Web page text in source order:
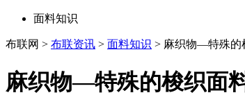
面料知识
布联网 > 布联资讯 > 面料知识 > 麻织物—特殊的
麻织物—特殊的梭织面